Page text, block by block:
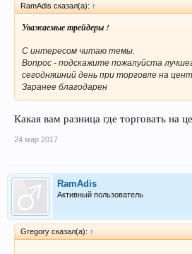
RamAdis сказал(а): ↑
Уважаемые трейдеры !
С интересом читаю темы.
Вопрос - подскажите пожалуйста
сегодняшний день при торговле на
Заранее благодарен
Какая вам разница где торговать на
24 мар 2017
RamAdis
Активный пользователь
Gregory сказал(а): ↑